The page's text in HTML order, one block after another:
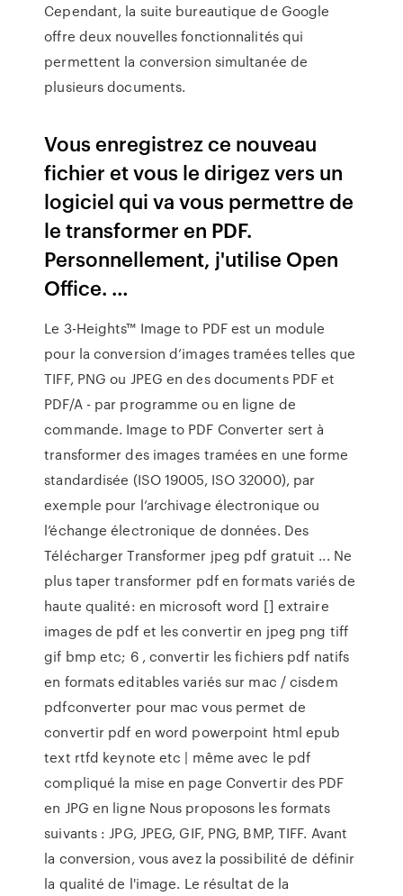
Cependant, la suite bureautique de Google
offre deux nouvelles fonctionnalités qui
permettent la conversion simultanée de
plusieurs documents.
Vous enregistrez ce nouveau
fichier et vous le dirigez vers un
logiciel qui va vous permettre de
le transformer en PDF.
Personnellement, j'utilise Open
Office. …
Le 3-Heights™ Image to PDF est un module
pour la conversion d’images tramées telles que
TIFF, PNG ou JPEG en des documents PDF et
PDF/A - par programme ou en ligne de
commande. Image to PDF Converter sert à
transformer des images tramées en une forme
standardisée (ISO 19005, ISO 32000), par
exemple pour l’archivage électronique ou
l’échange électronique de données. Des
Télécharger Transformer jpeg pdf gratuit ... Ne
plus taper transformer pdf en formats variés de
haute qualité: en microsoft word [] extraire
images de pdf et les convertir en jpeg png tiff
gif bmp etc; 6 , convertir les fichiers pdf natifs
en formats editables variés sur mac / cisdem
pdfconverter pour mac vous permet de
convertir pdf en word powerpoint html epub
text rtfd keynote etc | même avec le pdf
compliqué la mise en page Convertir des PDF
en JPG en ligne Nous proposons les formats
suivants : JPG, JPEG, GIF, PNG, BMP, TIFF. Avant
la conversion, vous avez la possibilité de définir
la qualité de l'image. Le résultat de la